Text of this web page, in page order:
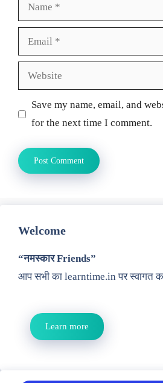
Email
Website
Save my name, email, and
for the next time I comment.
Welcome
“नमस्कार Friends”
आप सभी का learntime.in पर स्वागत
Learn more